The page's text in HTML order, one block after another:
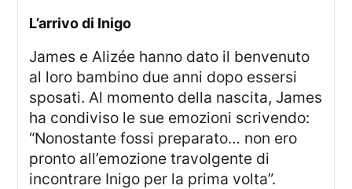
l’arrivo di Inigo
James e Alizée hanno dato il benvenuto
al loro bambino due anni dopo essersi
sposati. Al momento della nascita, James
ha condiviso le sue emozioni scrivendo:
“Nonostante fossi preparato… non ero
pronto all’emozione travolgente di
incontrare Inigo per la prima volta”.